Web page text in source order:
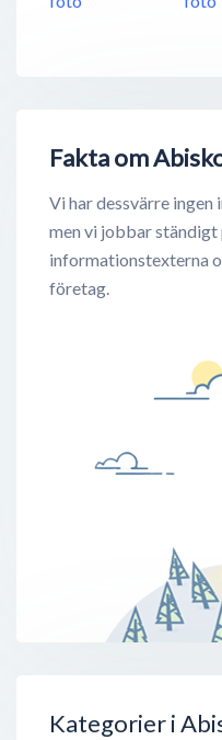
Fakta om
Vi har dessvärre
men vi jobbar ständigt
informationstexterna
företag.
Kategorier i